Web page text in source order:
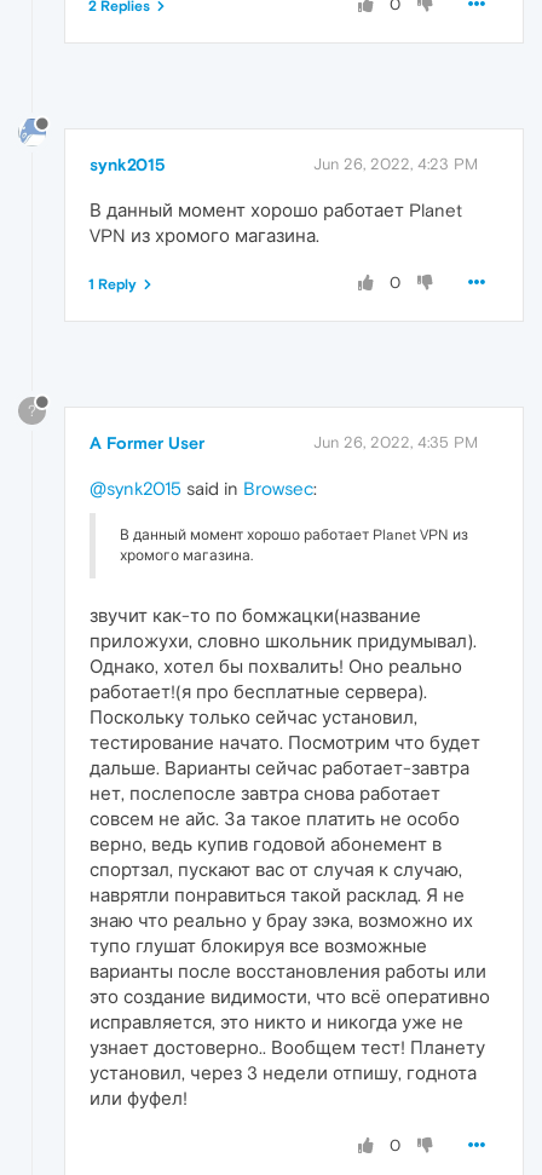
0
2 Replies
synk2015 Jun 26, 2022, 4:23 PM
В данный момент хорошо работает Planet
VPN из хромого магазина.
0
1 Reply
?
A Former User Jun 26, 2022, 4:35 PM
@synk2015 said in Browsec:
В данный момент хорошо работает Planet VPN из
хромого магазина.
звучит как-то по бомжацки(название
приложухи, словно школьник придумывал).
Однако, хотел бы похвалить! Оно реально
работает!(я про бесплатные сервера).
Поскольку только сейчас установил,
тестирование начато. Посмотрим что будет
дальше. Варианты сейчас работает-завтра
нет, послепосле завтра снова работает
совсем не айс. За такое платить не особо
верно, ведь купив годовой абонемент в
спортзал, пускают вас от случая к случаю,
наврятли понравиться такой расклад. Я не
знаю что реально у брау зэка, возможно их
тупо глушат блокируя все возможные
варианты после восстановления работы или
это создание видимости, что всё оперативно
исправляется, это никто и никогда уже не
узнает достоверно.. Вообщем тест! Планету
установил, через 3 недели отпишу, годнота
или фуфел!
0